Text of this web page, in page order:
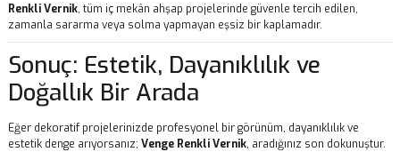
Renkli Vernik, tüm iç mekân ahşap projelerinde güvenle tercih edilen,
zamanla sararma veya solma yapmayan eşsiz bir kaplamadır.
Sonuç: Estetik, Dayanıklılık ve
Doğallık Bir Arada
Eğer dekoratif projelerinizde profesyonel bir görünüm, dayanıklılık ve
estetik denge arıyorsanız; Venge Renkli Vernik, aradığınız son dokunuştur.